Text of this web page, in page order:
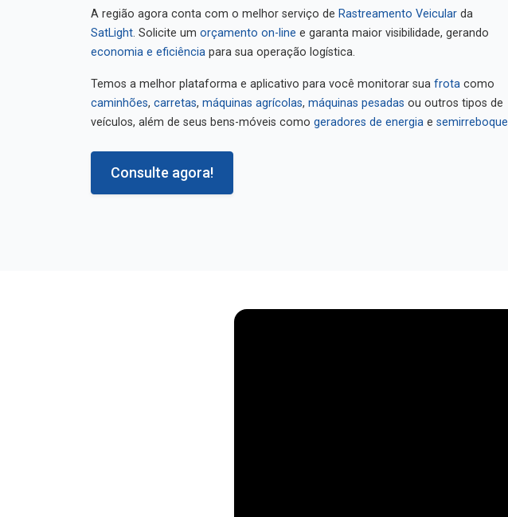
A região agora conta com o melhor serviço de Rastreamento Veicular
da
SatLight . Solicite um orçamento on-line
e garanta maior visibilidade, gerando
economia e eficiência
para sua operação logística.
Temos a melhor plataforma e aplicativo para você monitorar sua frota
caminhões
carretas máquinas agrícolas máquinas pesadas
ou outros tipos de
veículos, além de seus bens-móveis como
geradores de energia semirreboques
Consulte agora!